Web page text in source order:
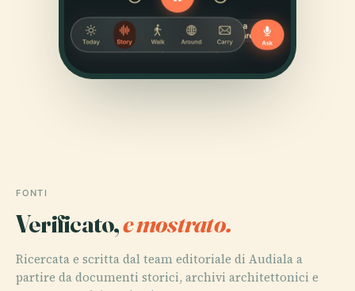
FONTI
Verificato,e mostrato.
Ricercata e scritta dal team editoriale di Audiala a
partire da documenti storici, archivi architettonici e